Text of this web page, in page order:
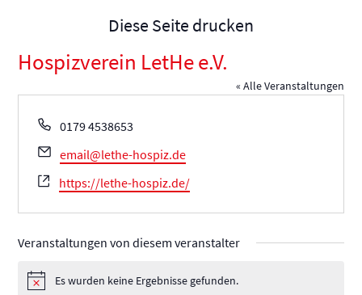
Diese Seite drucken
Hospizverein LetHe e.V.
« Alle Veranstaltungen
Telefon
0179 4538653
Email
email@lethe-hospiz.de
Webseite
https://lethe-hospiz.de/
Veranstaltungen von diesem veranstalter
HinweisEs wurden keine Ergebnisse gefunden.